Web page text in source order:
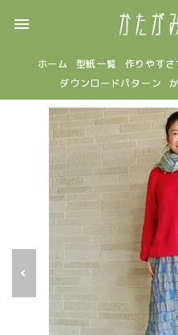
menu
ホーム 型紙一覧 作りやすさ
ダウンロードパターン